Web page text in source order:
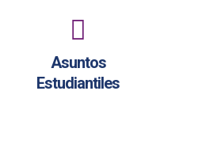
Asuntos
Estudiantiles